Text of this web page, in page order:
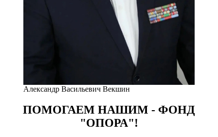
Александр Васильевич Векшин
ПОМОГАЕМ НАШИМ - ФОНД
"ОПОРА"!